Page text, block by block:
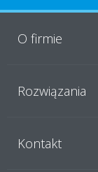
O firmie
Rozwiązania
Kontakt